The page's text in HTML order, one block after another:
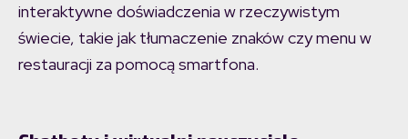
interaktywne doświadczenia w rzeczywistym
świecie, takie jak tłumaczenie znaków czy menu w
restauracji za pomocą smartfona.